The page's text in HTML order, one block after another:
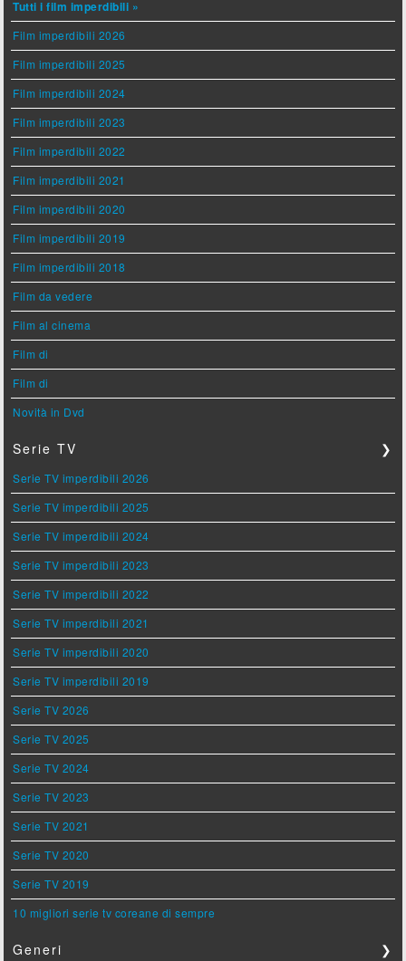
Tutti i film imperdibili »
Film imperdibili 2026
Film imperdibili 2025
Film imperdibili 2024
Film imperdibili 2023
Film imperdibili 2022
Film imperdibili 2021
Film imperdibili 2020
Film imperdibili 2019
Film imperdibili 2018
Film da vedere
Film al cinema
Film di
Film di
Novità in Dvd
Serie TV ❯
Serie TV imperdibili 2026
Serie TV imperdibili 2025
Serie TV imperdibili 2024
Serie TV imperdibili 2023
Serie TV imperdibili 2022
Serie TV imperdibili 2021
Serie TV imperdibili 2020
Serie TV imperdibili 2019
Serie TV 2026
Serie TV 2025
Serie TV 2024
Serie TV 2023
Serie TV 2021
Serie TV 2020
Serie TV 2019
10 migliori serie tv coreane di sempre
Generi ❯